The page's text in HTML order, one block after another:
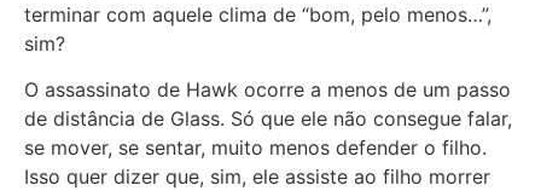
terminar com aquele clima de “bom, pelo menos…”,
sim?
O assassinato de Hawk ocorre a menos de um passo
de distância de Glass. Só que ele não consegue falar,
se mover, se sentar, muito menos defender o filho.
Isso quer dizer que, sim, ele assiste ao filho morrer